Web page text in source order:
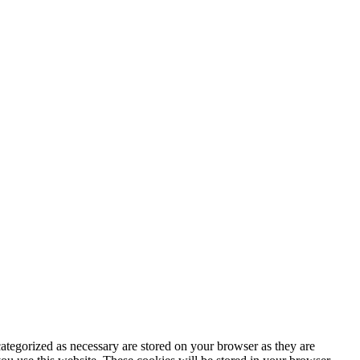
as necessary are stored on your browser as they are